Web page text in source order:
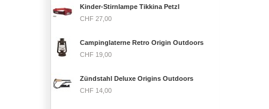
Kinder-Stirnlampe Tikkina Petzl
CHF 27,00
Campinglaterne Retro Origin Outdoors
CHF 19,00
Zündstahl Deluxe Origins Outdoors
CHF 14,00